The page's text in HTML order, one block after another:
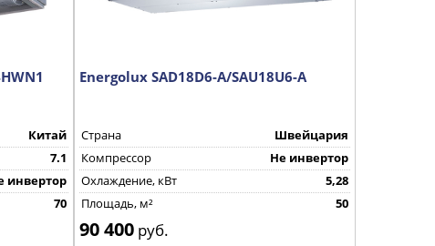
Китай
7.1
инвертор
70
Energolux SAD18D6-A/SAU18U6-A
Страна
Швейцария
Компрессор
Не инвертор
Охлаждение, кВт
5,28
Площадь, м²
50
90 400 руб.